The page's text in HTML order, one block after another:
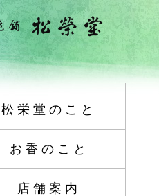
松栄堂のこと
お香のこと
店舗案内